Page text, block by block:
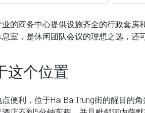
业的商务中心提供设施齐全的行政套房
息室，是休闲团队会议的理想之选，还
这个位置
点便利，位于Hai Ba Trung街的醒目的